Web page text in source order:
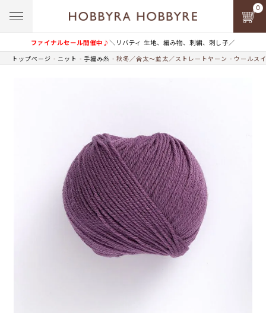
ファイナルセール開催中♪＼リバティ 生地、編み物、刺繍、刺し子／
0
トップページ ニット 手編み糸 秋冬／合太～並太／ストレートヤーン ウールス